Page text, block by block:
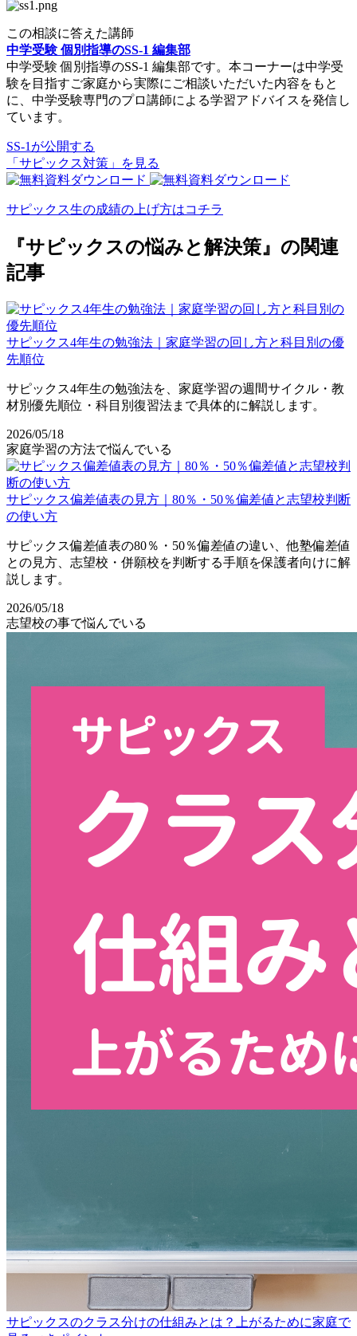
この相談に答えた講師
中学受験 個別指導のSS-1 編集部
中学受験 個別指導のSS-1 編集部です。本コーナーは中学受
験を目指すご家庭から実際にご相談いただいた内容をもと
に、中学受験専門のプロ講師による学習アドバイスを発信し
ています。
SS-1が公開する
「サピックス対策」を見る
サピックス生の成績の上げ方はコチラ
『サピックスの悩みと解決策』の関連
記事
サピックス4年生の勉強法｜家庭学習の回し方と科目別の優
先順位
サピックス4年生の勉強法を、家庭学習の週間サイクル・教
材別優先順位・科目別復習法まで具体的に解説します。
2026/05/18
家庭学習の方法で悩んでいる
サピックス偏差値表の見方｜80％・50％偏差値と志望校判断
の使い方
サピックス偏差値表の80％・50％偏差値の違い、他塾偏差値
との見方、志望校・併願校を判断する手順を保護者向けに解
説します。
2026/05/18
志望校の事で悩んでいる
サピックスのクラス分けの仕組みとは？上がるために家庭で